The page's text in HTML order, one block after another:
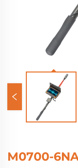
M0700-